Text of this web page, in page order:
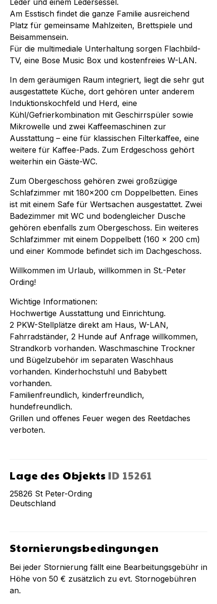
Am Esstisch findet die ganze Familie ausreichend
Platz für gemeinsame Mahlzeiten, Brettspiele und
Beisammensein.
Für die multimediale Unterhaltung sorgen Flachbild-
TV, eine Bose Music Box und kostenfreies W-LAN.
In dem geräumigen Raum integriert, liegt die sehr gut
ausgestattete Küche, dort gehören unter anderem
Induktionskochfeld und Herd, eine
Kühl/Gefrierkombination mit Geschirrspüler sowie
Mikrowelle und zwei Kaffeemaschinen zur
Ausstattung – eine für klassischen Filterkaffee, eine
weitere für Kaffee-Pads. Zum Erdgeschoss gehört
weiterhin ein Gäste-WC.
Zum Obergeschoss gehören zwei großzügige
Schlafzimmer mit 180x200 cm Doppelbetten. Eines
ist mit einem Safe für Wertsachen ausgestattet. Zwei
Badezimmer mit WC und bodengleicher Dusche
gehören ebenfalls zum Obergeschoss. Ein weiteres
Schlafzimmer mit einem Doppelbett (160 x 200 cm)
und einer Kommode befindet sich im Dachgeschoss.
Willkommen im Urlaub, willkommen in St.-Peter
Ording!
Wichtige Informationen:
Hochwertige Ausstattung und Einrichtung.
2 PKW-Stellplätze direkt am Haus, W-LAN,
Fahrradständer, 2 Hunde auf Anfrage willkommen,
Strandkorb vorhanden. Waschmaschine Trockner
und Bügelzubehör im separaten Waschhaus
vorhanden. Kinderhochstuhl und Babybett
vorhanden.
Familienfreundlich, kinderfreundlich,
hundefreundlich.
Grillen und offenes Feuer wegen des Reetdaches
verboten.
Lage des Objekts ID 15261
25826 St Peter-Ording
Deutschland
Stornierungsbedingungen
Bei jeder Stornierung fällt eine Bearbeitungsgebühr in
Höhe von 50 € zusätzlich zu evt. Stornogebühren
an.